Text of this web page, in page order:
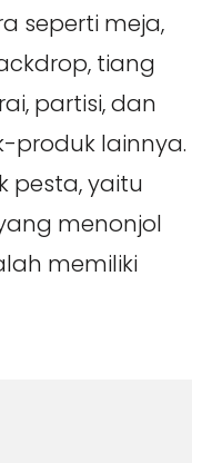
seperti meja,
tiang
partisi, dan
produk lainnya.
pesta, yaitu
menonjol
memiliki